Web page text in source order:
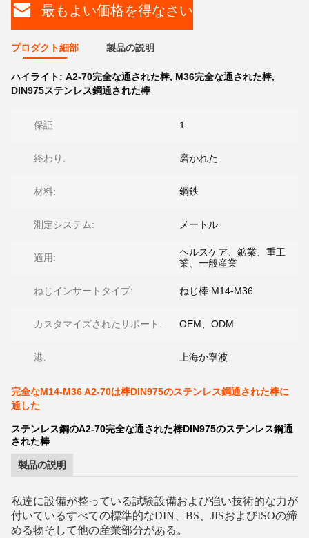
最もよい価格を得なさい
プロダクト細部 製品の説明
ハイライト: A2-70完全な通された棒, M36完全な通された棒,
DIN975ステンレス鋼通された棒
保証: 1
終わり: 磨かれた
材料: 鋼鉄
測定システム: メートル
適用:
ヘルスケア、鉱業、重工
業、一般産業
ねじインサートタイプ: ねじ棒 M14-M36
カスタマイズされたサポート: OEM、ODM
港: 上海か寧波
完全なM14-M36 A2-70は棒DIN975のステンレス鋼通された棒に
通した
ステンレス鋼のA2-70完全な通された棒DIN975のステンレス鋼通
された棒
製品の説明
私達に設備が整っている試験設備および強い技術的な力が
付いているすべての標準的なDIN、BS、JISおよびISOの締
める物そして他の産業部分がある 。